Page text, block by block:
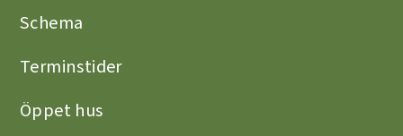
Schema
Terminstider
Öppet hus